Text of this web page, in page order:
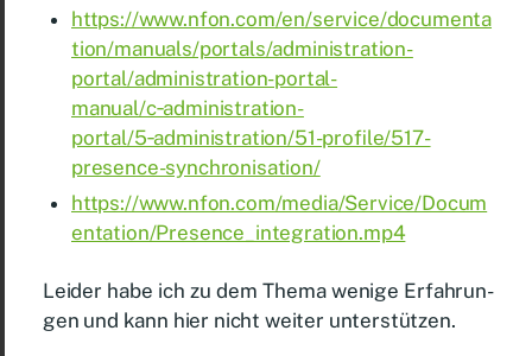
https://www.nfon.com/en/service/documenta
tion/manuals/portals/administration-
portal/administration-portal-
manual/c‑administration-
portal/5‑administration/51-profile/517-
presence-synchronisation/
https://​www​.nfon​.com/​m​e​d​i​a​/​S​e​r​v​i​c​e​/​D​o​c​u​m​
e​n​t​a​t​i​o​n​/​P​r​e​s​e​n​c​e​_​i​n​t​e​g​r​a​t​i​o​n​.​mp4
Lei­der ha­be ich zu dem The­ma we­ni­ge Er­fah­run­
gen und kann hier nicht wei­ter un­ter­stüt­zen.